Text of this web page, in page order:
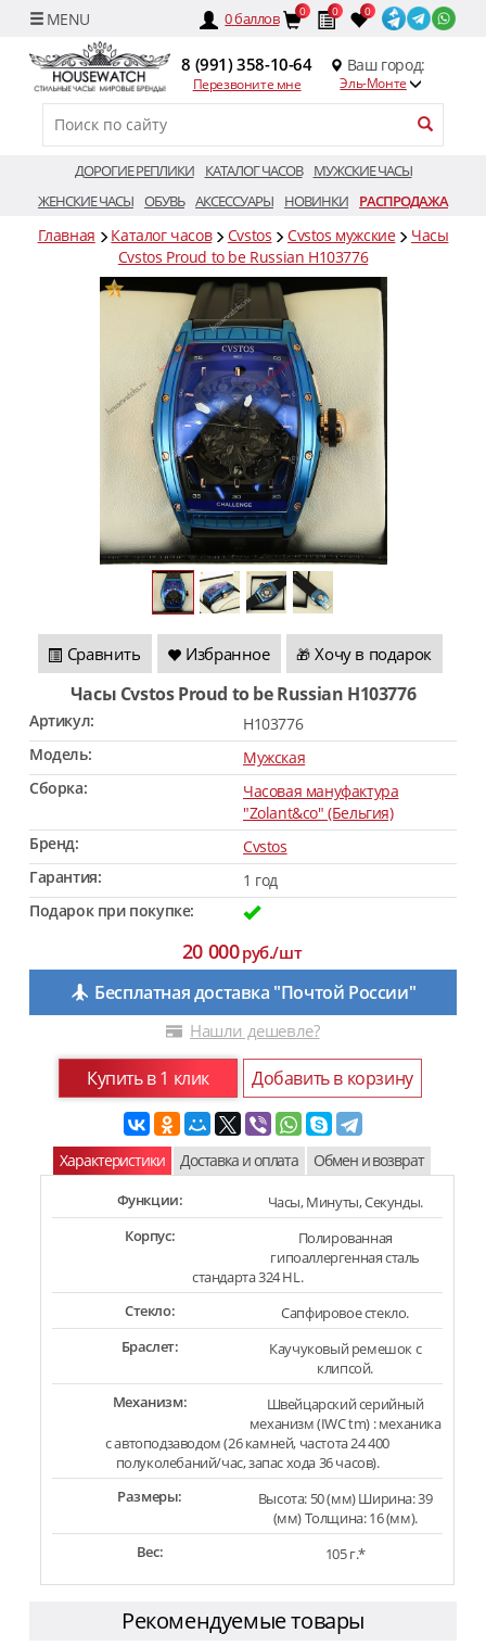
0баллов 0 0 0
8 (991) 358-10-64
Перезвоните мне
Ваш город:
Эль-Монте
ДОРОГИЕ РЕПЛИКИ КАТАЛОГ ЧАСОВ
МУЖСКИЕ ЧАСЫ
ЖЕНСКИЕ ЧАСЫ ОБУВЬ АКСЕССУАРЫ НОВИНКИ РАСПРОДАЖА
Главная Каталог часов Cvstos Cvstos мужские
Часы
Cvstos Proud to be Russian H103776
Сравнить Избранное 🎁 Хочу в подарок
Часы Cvstos Proud to be Russian H103776
Артикул:
H103776
Модель:
Мужская
Сборка:
Часовая мануфактура
"Zolant&co" (Бельгия)
Бренд:
Cvstos
Гарантия:
1 год
Подарок при покупке:
20 000руб./шт
Бесплатная доставка "Почтой России"
Нашли дешевле?
Купить в 1 клик Добавить в корзину
Характеристики Доставка и оплата Обмен и возврат
Функции:
Часы, Минуты, Секунды.
Корпус:
Полированная
гипоаллергенная сталь
стандарта 324 HL.
Стекло:
Сапфировое стекло.
Браслет:
Каучуковый ремешок с
клипсой.
Механизм:
Швейцарский серийный
механизм (IWC tm) : механика
с автоподзаводом (26 камней, частота 24 400
полуколебаний/час, запас хода 36 часов).
Размеры:
Высота: 50 (мм) Ширина: 39
(мм) Толщина: 16 (мм).
Вес:
105 г.*
Рекомендуемые товары